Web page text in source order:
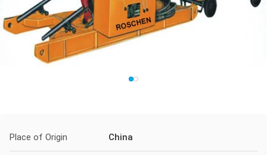
Place of Origin China